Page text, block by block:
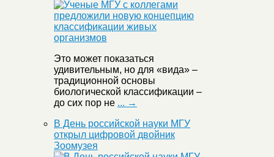
Это может показаться
удивительным, но для «вида» –
традиционной основы
биологической классификации –
до сих пор не ... →
В День российской науки МГУ
открыл цифровой двойник
Зоомузея